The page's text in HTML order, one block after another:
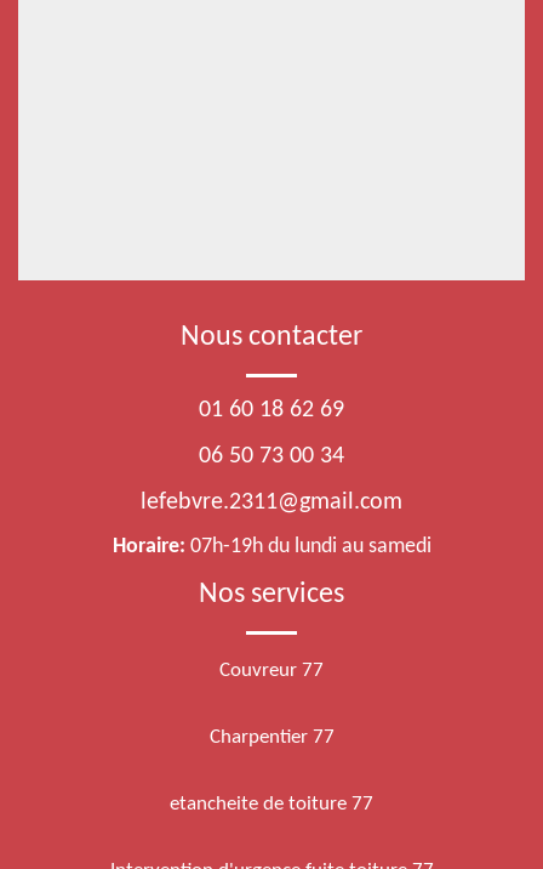
Nous contacter
01 60 18 62 69
06 50 73 00 34
lefebvre.2311@gmail.com
Horaire: 07h-19h du lundi au samedi
Nos services
Couvreur 77
Charpentier 77
etancheite de toiture 77